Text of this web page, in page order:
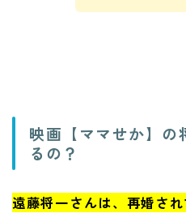
映画【ママせか】の
るの？
遠藤将一さんは、再婚され